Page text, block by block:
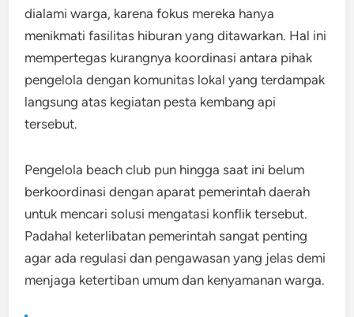
dialami warga, karena fokus mereka hanya
menikmati fasilitas hiburan yang ditawarkan. Hal ini
mempertegas kurangnya koordinasi antara pihak
pengelola dengan komunitas lokal yang terdampak
langsung atas kegiatan pesta kembang api
tersebut.
Pengelola beach club pun hingga saat ini belum
berkoordinasi dengan aparat pemerintah daerah
untuk mencari solusi mengatasi konflik tersebut.
Padahal keterlibatan pemerintah sangat penting
agar ada regulasi dan pengawasan yang jelas demi
menjaga ketertiban umum dan kenyamanan warga.